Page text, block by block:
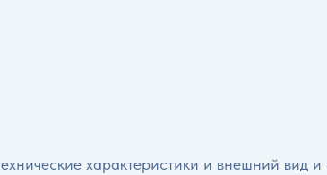
характеристики и внешний вид и